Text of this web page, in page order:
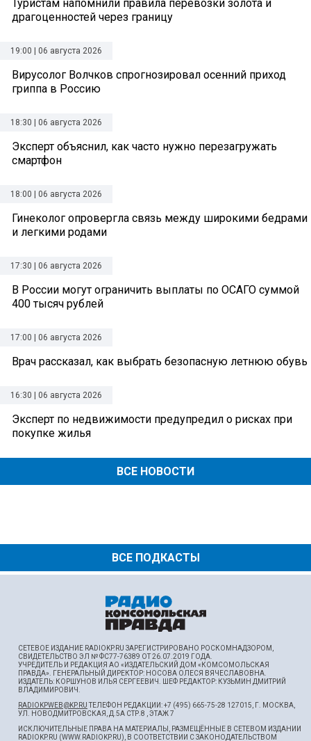
ВСЕ ПОДКАСТЫ
Туристам напомнили правила перевозки золота и
драгоценностей через границу
19:00 | 06 августа 2026
Вирусолог Волчков спрогнозировал осенний приход
гриппа в Россию
18:30 | 06 августа 2026
Эксперт объяснил, как часто нужно перезагружать
смартфон
18:00 | 06 августа 2026
Гинеколог опровергла связь между широкими бедрами
и легкими родами
17:30 | 06 августа 2026
В России могут ограничить выплаты по ОСАГО суммой
400 тысяч рублей
17:00 | 06 августа 2026
Врач рассказал, как выбрать безопасную летнюю обувь
16:30 | 06 августа 2026
Эксперт по недвижимости предупредил о рисках при
покупке жилья
ВСЕ НОВОСТИ
СЕТЕВОЕ ИЗДАНИЕ RADIOKP.RU ЗАРЕГИСТРИРОВАНО РОСКОМНАДЗОРОМ,
СВИДЕТЕЛЬСТВО ЭЛ № ФС77-76389 ОТ 26.07.2019 ГОДА.
УЧРЕДИТЕЛЬ И РЕДАКЦИЯ АО «ИЗДАТЕЛЬСКИЙ ДОМ «КОМСОМОЛЬСКАЯ
ПРАВДА». ГЕНЕРАЛЬНЫЙ ДИРЕКТОР: НОСОВА ОЛЕСЯ ВЯЧЕСЛАВОВНА.
ИЗДАТЕЛЬ: КОРШУНОВ ИЛЬЯ СЕРГЕЕВИЧ. ШEФ РЕДАКТОР: КУЗЬМИН ДМИТРИЙ
ВЛАДИМИРОВИЧ.
RADIOKPWEB@KP.RUТЕЛЕФОН РЕДАКЦИИ: +7 (495) 665-75-28 127015, Г. МОСКВА,
УЛ. НОВОДМИТРОВСКАЯ, Д.5А СТР.8 , ЭТАЖ 7
ИСКЛЮЧИТЕЛЬНЫЕ ПРАВА НА МАТЕРИАЛЫ, РАЗМЕЩЁННЫЕ В СЕТЕВОМ ИЗДАНИИ
RADIOKP.RU (WWW.RADIOKP.RU), В СООТВЕТСТВИИ С ЗАКОНОДАТЕЛЬСТВОМ